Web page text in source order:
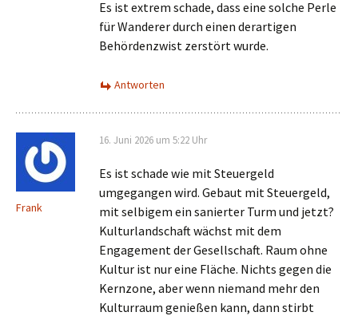
Es ist extrem schade, dass eine solche Perle
für Wanderer durch einen derartigen
Behördenzwist zerstört wurde.
Antworten
Frank
16. Juni 2026 um 5:22 Uhr
Es ist schade wie mit Steuergeld
umgegangen wird. Gebaut mit Steuergeld,
mit selbigem ein sanierter Turm und jetzt?
Kulturlandschaft wächst mit dem
Engagement der Gesellschaft. Raum ohne
Kultur ist nur eine Fläche. Nichts gegen die
Kernzone, aber wenn niemand mehr den
Kulturraum genießen kann, dann stirbt